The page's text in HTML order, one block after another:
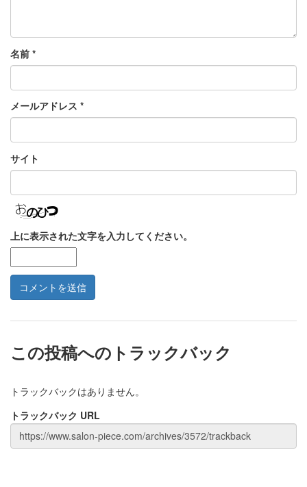
名前 *
メールアドレス *
サイト
上に表示された文字を入力してください。
この投稿へのトラックバック
トラックバックはありません。
トラックバック URL